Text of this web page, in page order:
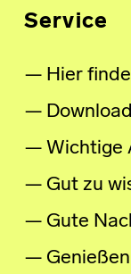
Service
Hier
Wichtige
Gut zu
Gute